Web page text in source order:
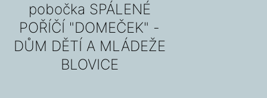
pobočka SPÁLENÉ
POŘÍČÍ "DOMEČEK" -
DŮM DĚTÍ A MLÁDEŽE
BLOVICE